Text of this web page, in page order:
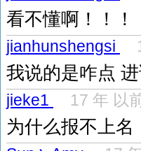
看不懂啊！！！
jianhunshengsi
我说的是咋点
jieke1 17 年 以
为什么报不上名